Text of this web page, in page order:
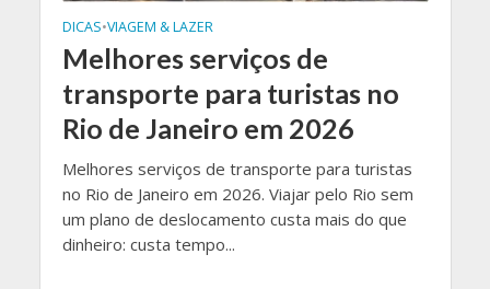
DICAS•VIAGEM & LAZER
Melhores serviços de
transporte para turistas no
Rio de Janeiro em 2026
Melhores serviços de transporte para turistas
no Rio de Janeiro em 2026. Viajar pelo Rio sem
um plano de deslocamento custa mais do que
dinheiro: custa tempo...